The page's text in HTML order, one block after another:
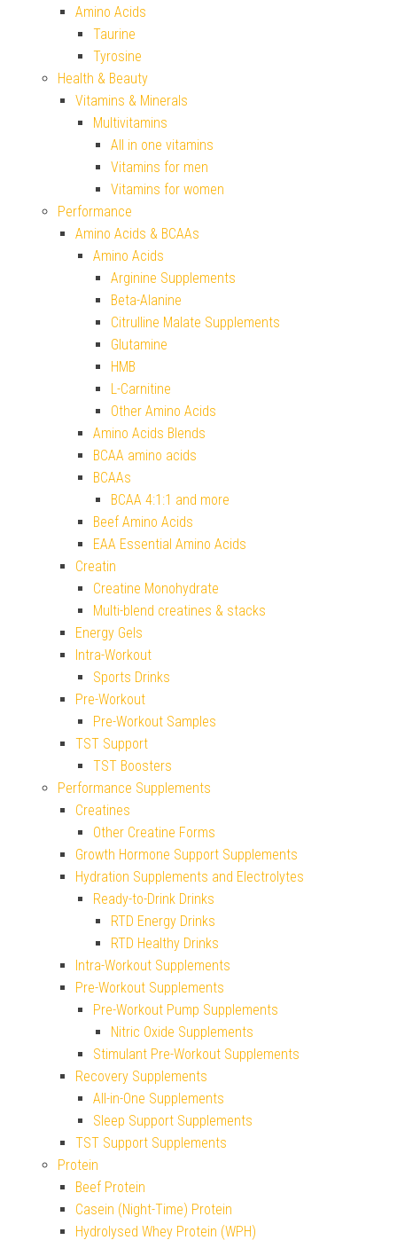
Amino Acids
Taurine
Tyrosine
Health & Beauty
Vitamins & Minerals
Multivitamins
All in one vitamins
Vitamins for men
Vitamins for women
Performance
Amino Acids & BCAAs
Amino Acids
Arginine Supplements
Beta-Alanine
Citrulline Malate Supplements
Glutamine
HMB
L-Carnitine
Other Amino Acids
Amino Acids Blends
BCAA amino acids
BCAAs
BCAA 4:1:1 and more
Beef Amino Acids
EAA Essential Amino Acids
Creatin
Creatine Monohydrate
Multi-blend creatines & stacks
Energy Gels
Intra-Workout
Sports Drinks
Pre-Workout
Pre-Workout Samples
TST Support
TST Boosters
Performance Supplements
Creatines
Other Creatine Forms
Growth Hormone Support Supplements
Hydration Supplements and Electrolytes
Ready-to-Drink Drinks
RTD Energy Drinks
RTD Healthy Drinks
Intra-Workout Supplements
Pre-Workout Supplements
Pre-Workout Pump Supplements
Nitric Oxide Supplements
Stimulant Pre-Workout Supplements
Recovery Supplements
All-in-One Supplements
Sleep Support Supplements
TST Support Supplements
Protein
Beef Protein
Casein (Night-Time) Protein
Hydrolysed Whey Protein (WPH)